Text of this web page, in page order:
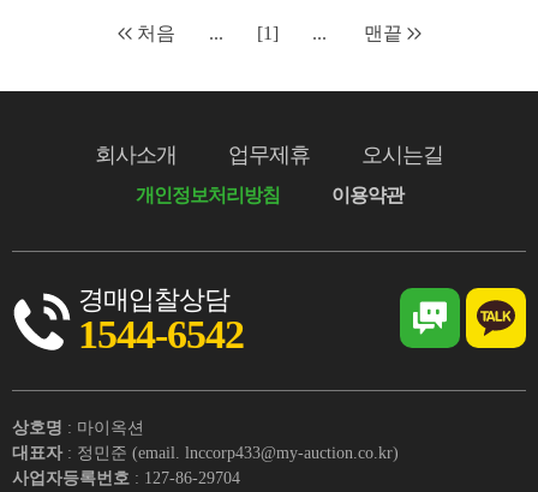
처음 ... [1] ... 맨끝
회사소개 업무제휴 오시는길
개인정보처리방침 이용약관
경매입찰상담
1544-6542
상호명 : 마이옥션
대표자 : 정민준 (email. lnccorp433@my-auction.co.kr)
사업자등록번호 : 127-86-29704